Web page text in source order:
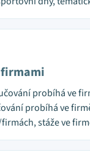
firmami
probíhá ve
probíhá ve
stáže ve